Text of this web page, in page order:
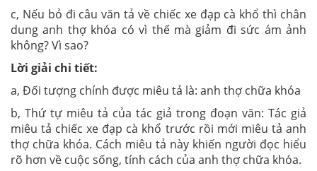
c, Nếu bỏ đi câu văn tả về chiếc xe đạp cà khổ thì chân
dung anh thợ khóa có vì thế mà giảm đi sức ám ảnh
không? Vì sao?
Lời giải chi tiết:
a, Đối tượng chính được miêu tả là: anh thợ chữa khóa
b, Thứ tự miêu tả của tác giả trong đoạn văn: Tác giả
miêu tả chiếc xe đạp cà khổ trước rồi mới miêu tả anh
thợ chữa khóa. Cách miêu tả này khiến người đọc hiểu
rõ hơn về cuộc sống, tính cách của anh thợ chữa khóa.